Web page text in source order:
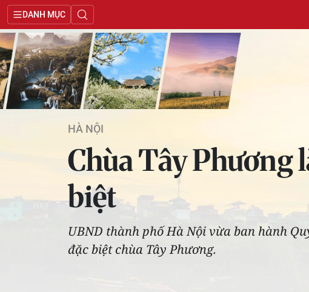
DANH MỤC
HÀ NỘI
Chùa Tây Phương
biệt
UBND thành phố Hà Nội vừa ban hành
đặc biệt chùa Tây Phương.